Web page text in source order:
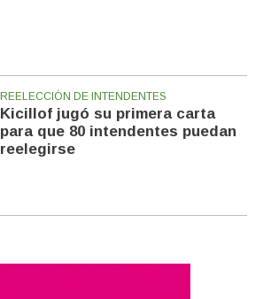
REELECCIÓN DE INTENDENTES
Kicillof jugó su primera carta
para que 80 intendentes puedan
reelegirse